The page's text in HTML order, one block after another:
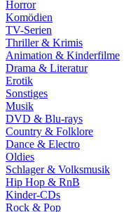
Horror
Komödien
TV-Serien
Thriller & Krimis
Animation & Kinderfilme
Drama & Literatur
Erotik
Sonstiges
Musik
DVD & Blu-rays
Country & Folklore
Dance & Electro
Oldies
Schlager & Volksmusik
Hip Hop & RnB
Kinder-CDs
Rock & Pop